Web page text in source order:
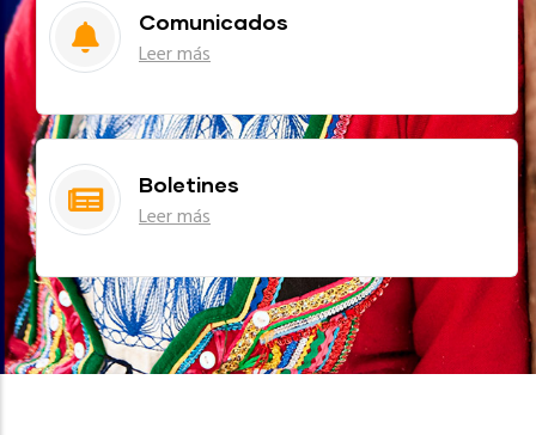
Comunicados
Leer más
Boletines
Leer más